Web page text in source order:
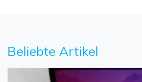
Beliebte Artikel